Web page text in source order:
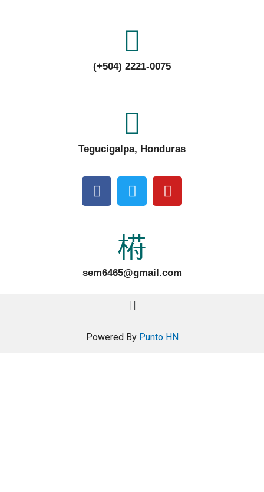
(+504) 2221-0075
Tegucigalpa, Honduras
sem6465@gmail.com
Powered By Punto HN